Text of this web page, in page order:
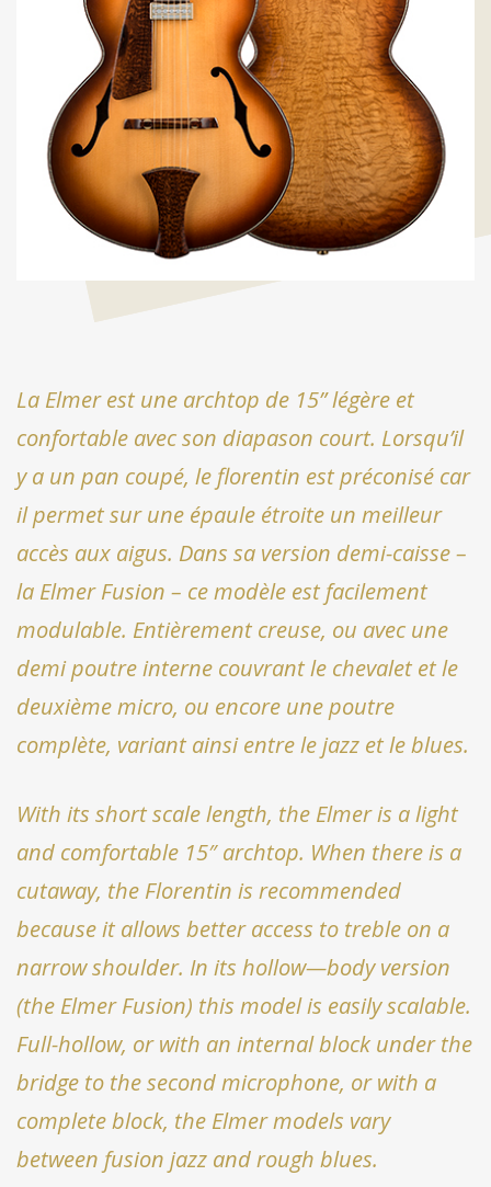
La Elmer est une archtop de 15” légère et
confortable avec son diapason court. Lorsqu’il
y a un pan coupé, le florentin est préconisé car
il permet sur une épaule étroite un meilleur
accès aux aigus. Dans sa version demi-caisse –
la Elmer Fusion – ce modèle est facilement
modulable. Entièrement creuse, ou avec une
demi poutre interne couvrant le chevalet et le
deuxième micro, ou encore une poutre
complète, variant ainsi entre le jazz et le blues.
With its short scale length, the Elmer is a light
and comfortable 15″ archtop. When there is a
cutaway, the Florentin is recommended
because it allows better access to treble on a
narrow shoulder. In its hollow—body version
(the Elmer Fusion) this model is easily scalable.
Full-hollow, or with an internal block under the
bridge to the second microphone, or with a
complete block, the Elmer models vary
between fusion jazz and rough blues.